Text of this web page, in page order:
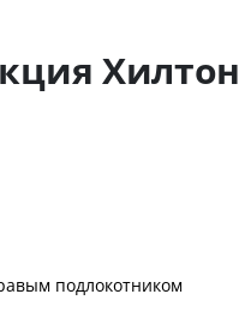
Хилтон
подлокотником